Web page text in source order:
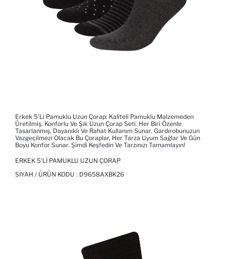
Erkek 5'li Pamuklu Uzun Çorap: Kaliteli Pamuklu Malzemeden
Üretilmiş, Konforlu Ve Şık Uzun Çorap Seti. Her Biri Özenle
Tasarlanmış, Dayanıklı Ve Rahat Kullanım Sunar. Gardırobunuzun
Vazgeçilmezi Olacak Bu Çoraplar, Her Tarza Uyum Sağlar Ve Gün
Boyu Konfor Sunar. Şimdi Keşfedin Ve Tarzınızı Tamamlayın!
ERKEK 5'LI PAMUKLU UZUN ÇORAP
SIYAH / ÜRÜN KODU : D9658AXBK26